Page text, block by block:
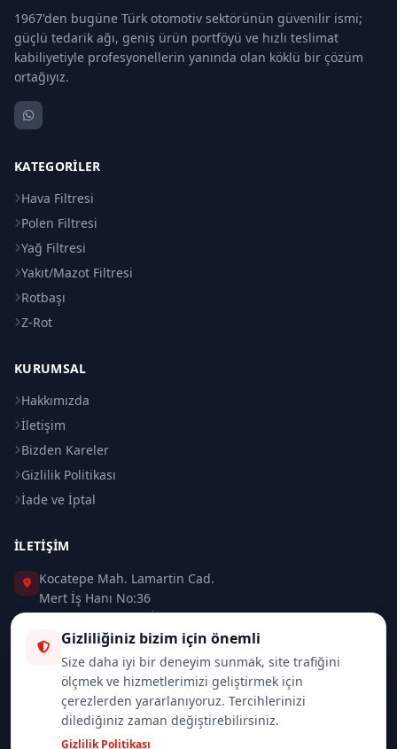
1967'den bugüne Türk otomotiv sektörünün güvenilir ismi;
güçlü tedarik ağı, geniş ürün portföyü ve hızlı teslimat
kabiliyetiyle profesyonellerin yanında olan köklü bir çözüm
ortağıyız.
KATEGORILER
Hava Filtresi
Polen Filtresi
Yağ Filtresi
Yakıt/Mazot Filtresi
Rotbaşı
Z-Rot
KURUMSAL
Hakkımızda
İletişim
Bizden Kareler
Gizlilik Politikası
İade ve İptal
İLETIŞIM
Kocatepe Mah. Lamartin Cad.
Mert İş Hanı No:36
Taksim / Beyoğlu / İSTANBUL
0 (212) 235 37 83
0 (532) 418 08 46
info@merttrade.com
Gizliliğiniz bizim için önemli
Size daha iyi bir deneyim sunmak, site trafiğini
ölçmek ve hizmetlerimizi geliştirmek için
çerezlerden yararlanıyoruz. Tercihlerinizi
dilediğiniz zaman değiştirebilirsiniz.
Gizlilik Politikası